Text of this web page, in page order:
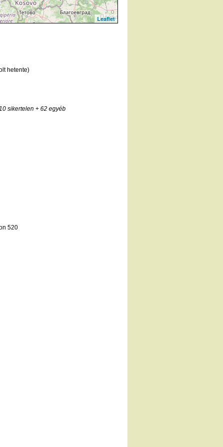
Leaflet
hetente)
sikertelen + 62 egyéb
520